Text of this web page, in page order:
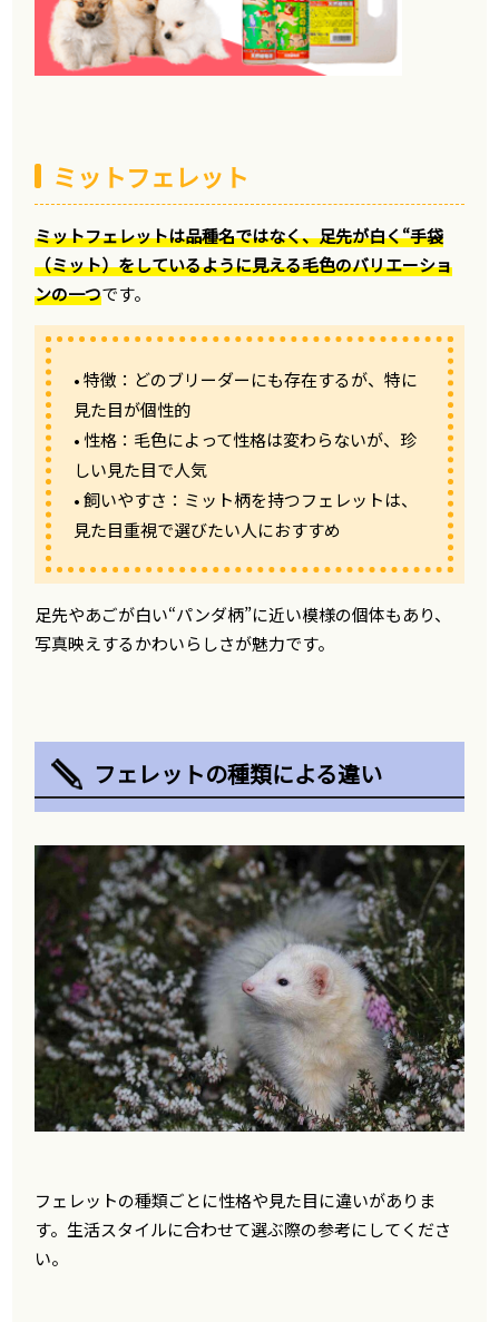
ミットフェレット
ミットフェレットは品種名ではなく、足先が白く“手袋
（ミット）をしているように見える毛色のバリエーショ
ンの一つです。
• 特徴：どのブリーダーにも存在するが、特に
見た目が個性的
• 性格：毛色によって性格は変わらないが、珍
しい見た目で人気
• 飼いやすさ：ミット柄を持つフェレットは、
見た目重視で選びたい人におすすめ
足先やあごが白い“パンダ柄”に近い模様の個体もあり、
写真映えするかわいらしさが魅力です。
フェレットの種類による違い
フェレットの種類ごとに性格や見た目に違いがありま
す。生活スタイルに合わせて選ぶ際の参考にしてくださ
い。